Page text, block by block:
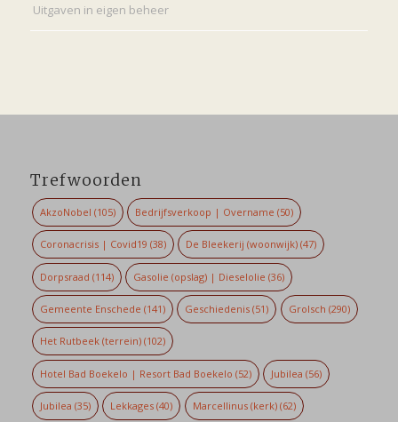
Uitgaven in eigen beheer
Trefwoorden
AkzoNobel (105) Bedrijfsverkoop | Overname (50)
Coronacrisis | Covid19 (38) De Bleekerij (woonwijk) (47)
Dorpsraad (114) Gasolie (opslag) | Dieselolie (36)
Gemeente Enschede (141) Geschiedenis (51) Grolsch (290)
Het Rutbeek (terrein)(102)
Hotel Bad Boekelo | Resort Bad Boekelo (52) Jubilea (56)
Jubilea (35) Lekkages (40) Marcellinus (kerk)(62)